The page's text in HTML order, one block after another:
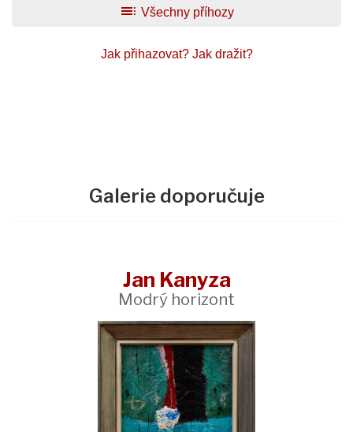
toc Všechny příhozy
Jak přihazovat? Jak dražit?
Galerie doporučuje
Jan Kanyza
Modrý horizont